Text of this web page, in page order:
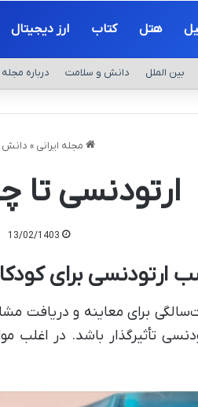
هتل کتاب ارز دیجیتال
بین الملل دانش و سلامت درباره مجله
مجله ایرانی » دانش
ارتودنسی تا
13/02/1403
ارتودنسی برای
برای معاینه و دریافت
تأثیرگذار باشد. در